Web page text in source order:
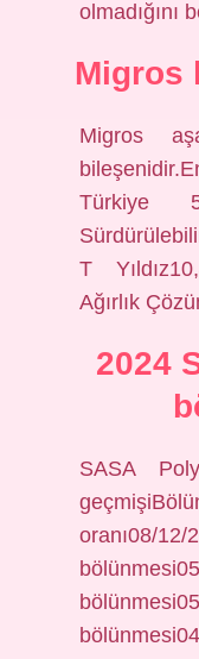
olmadığını
Migros
Migros
Türkiye
T
Ağırlık
2024
SASA